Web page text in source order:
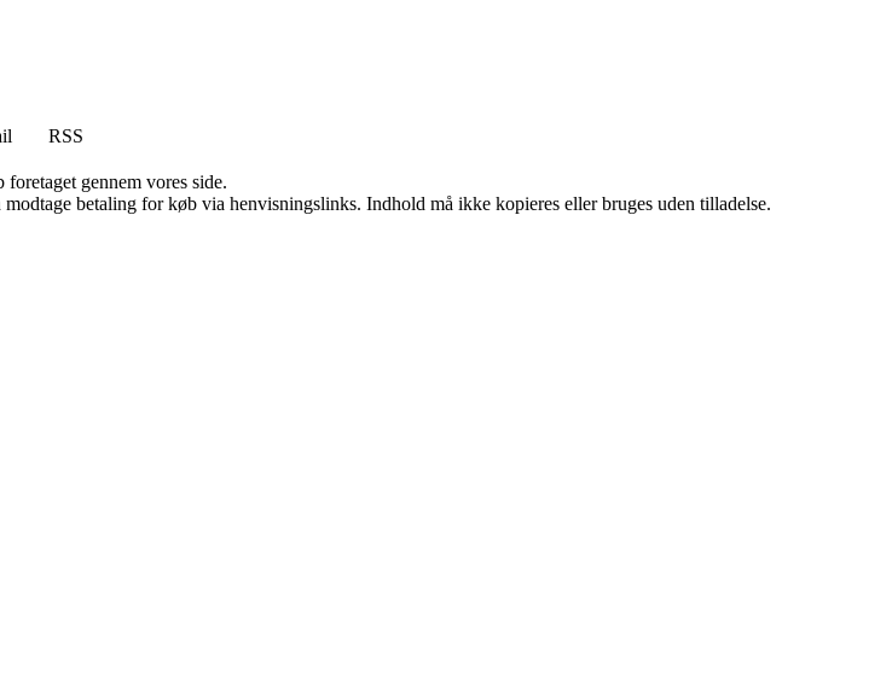
RSS
gennem vores side.
betaling for køb via henvisningslinks. Indhold må ikke kopieres eller bruges uden tilladelse.